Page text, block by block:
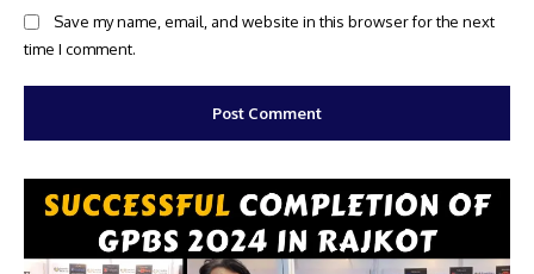
Website:Save my name, email, and website in this browser for the next
time I comment.